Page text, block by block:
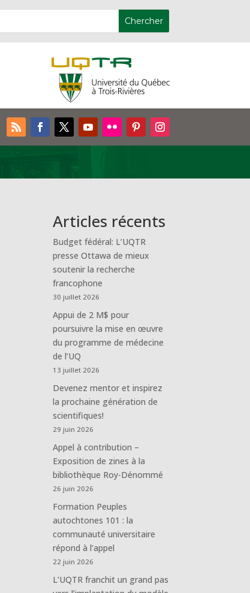
Articles récents
Budget fédéral: L’UQTR
presse Ottawa de mieux
soutenir la recherche
francophone
30 juillet 2026
Appui de 2 M$ pour
poursuivre la mise en œuvre
du programme de médecine
de l’UQ
13 juillet 2026
Devenez mentor et inspirez
la prochaine génération de
scientifiques!
29 juin 2026
Appel à contribution –
Exposition de zines à la
bibliothèque Roy-Dénommé
26 juin 2026
Formation Peuples
autochtones 101 : la
communauté universitaire
répond à l’appel
22 juin 2026
L’UQTR franchit un grand pas